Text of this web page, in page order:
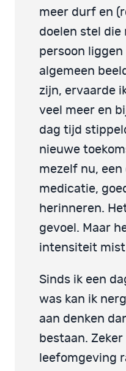
meer durf en
doelen stel die
persoon liggen
algemeen
zijn, ervaarde
veel meer en
dag tijd
nieuwe
mezelf nu,
medicatie,
herinneren.
gevoel. Maar
intensiteit mist
Sinds ik een
was kan ik
aan denken
bestaan.
leefomgeving